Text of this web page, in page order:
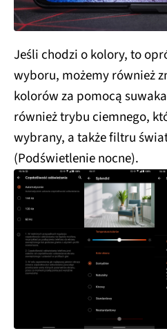
Jeśli chodzi o kolory, to
wyboru, możemy również
kolorów za pomocą
również trybu ciemnego,
wybrany, a także filtru
(Podświetlenie nocne).